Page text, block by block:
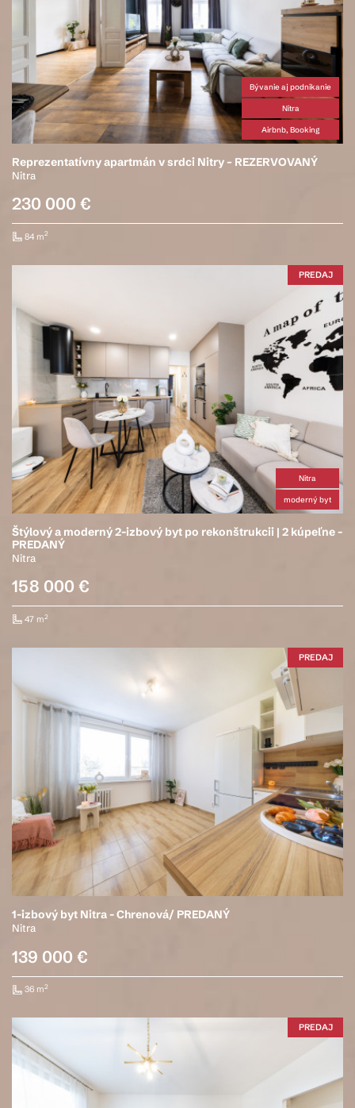
Bývanie aj podnikanie
Nitra
Airbnb, Booking
Reprezentatívny apartmán v srdci Nitry – REZERVOVANÝ
Nitra
230 000 €
84 m2
PREDAJ
Nitra
moderný byt
Štýlový a moderný 2-izbový byt po rekonštrukcii | 2 kúpeľne -
PREDANÝ
Nitra
158 000 €
47 m2
PREDAJ
1-izbový byt Nitra - Chrenová/ PREDANÝ
Nitra
139 000 €
36 m2
PREDAJ